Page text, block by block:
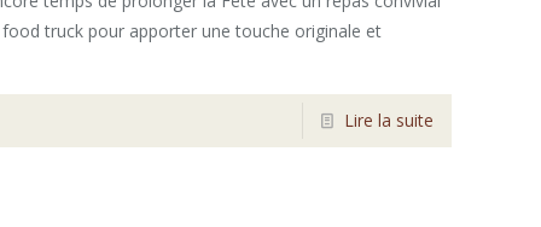
truck pour apporter une touche originale et
Lire la suite